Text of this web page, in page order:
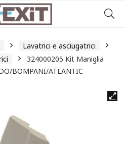
Lavatrici e asciugatrici
324000205 Kit Maniglia
BOMPANI/ATLANTIC